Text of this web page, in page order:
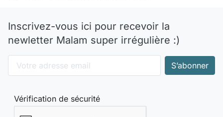
Inscrivez-vous ici pour recevoir la
newletter Malam super irrégulière :)
Vérification de sécurité